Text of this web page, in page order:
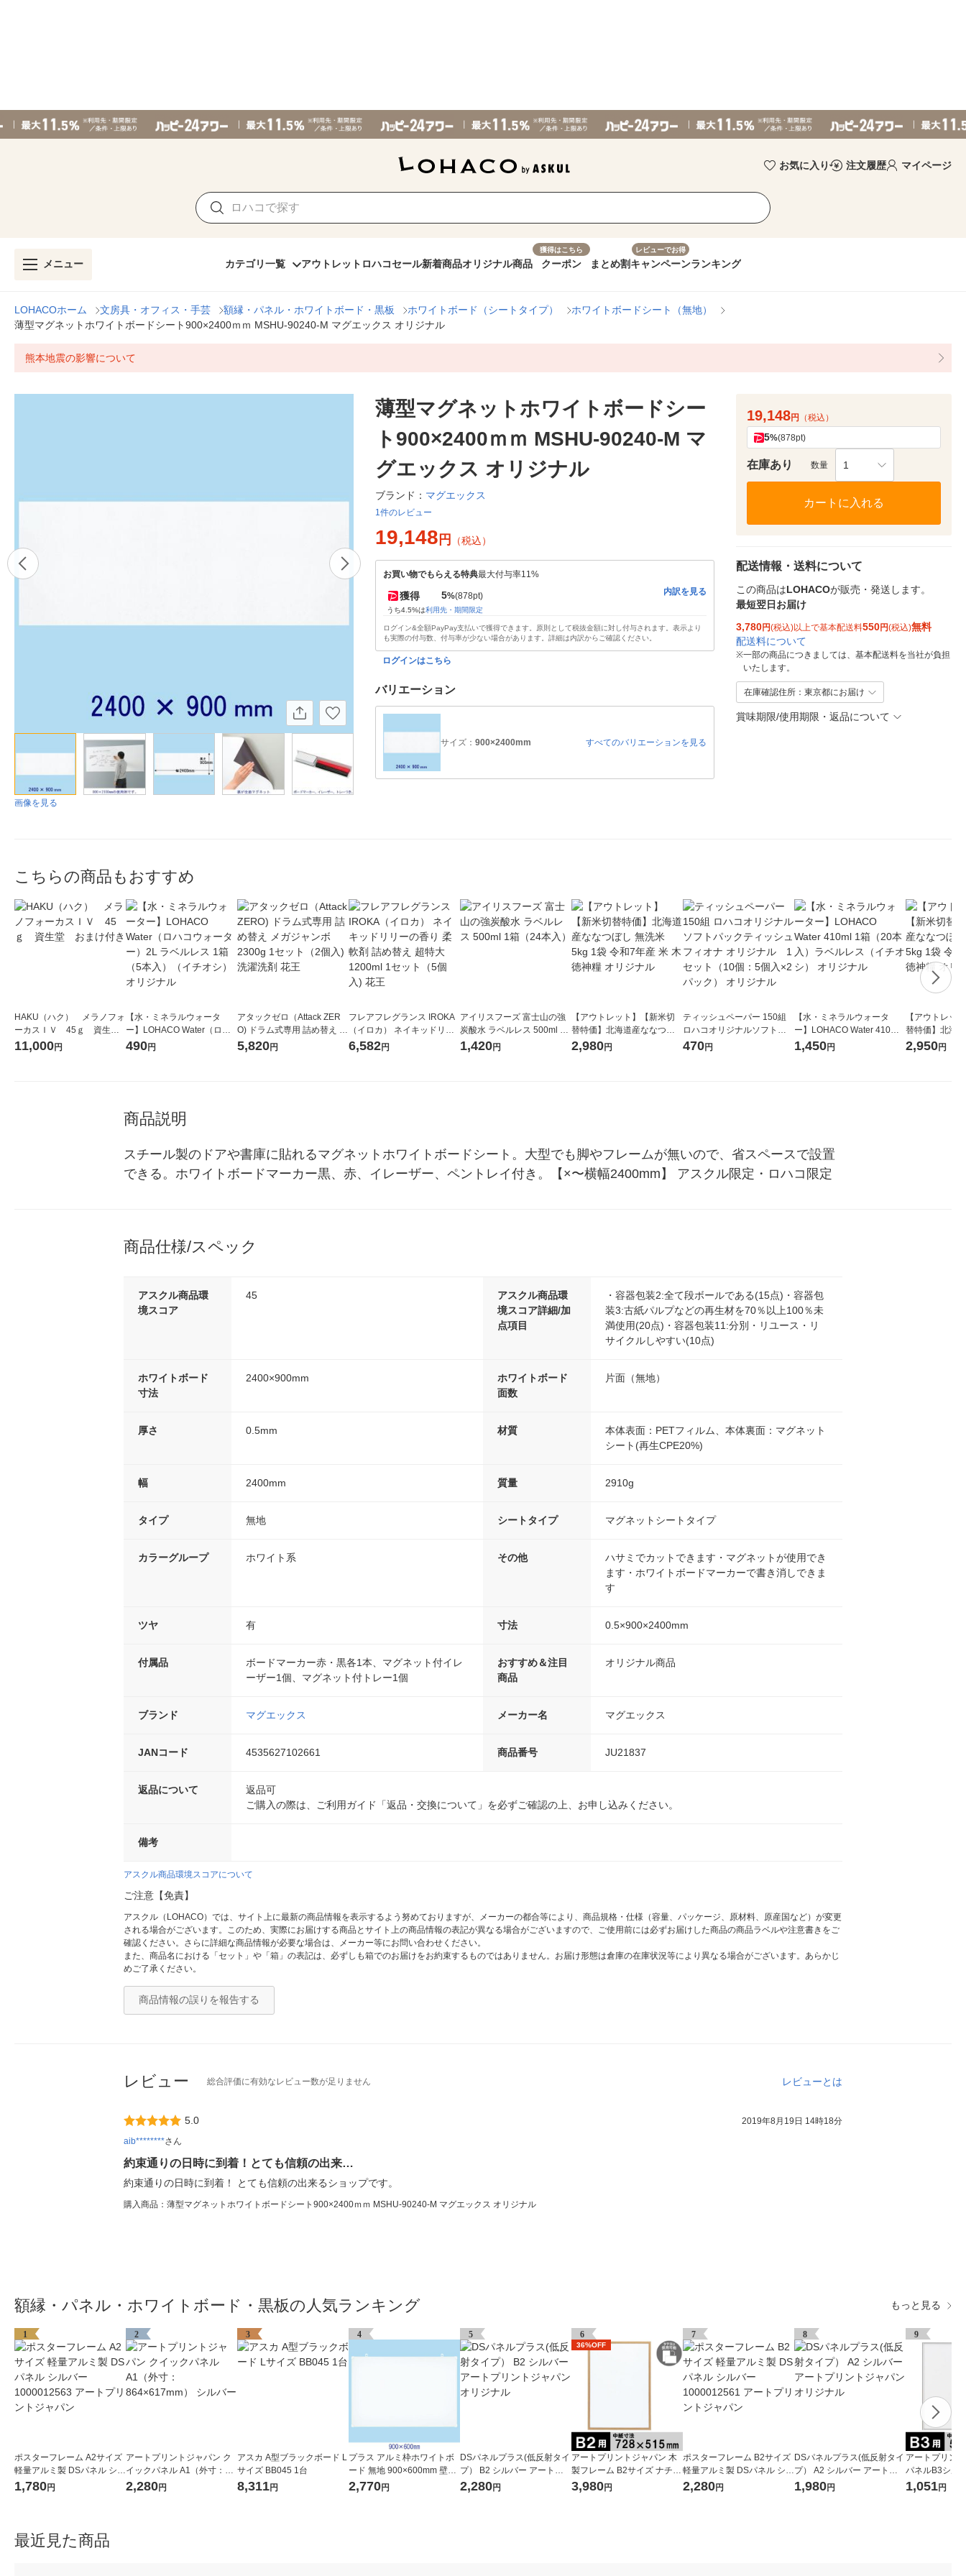
お気に入り 注文履歴 マイページ
メニュー カテゴリ一覧 アウトレット ロハコセール新着商品オリジナル商品
獲得はこちら
クーポン まとめ割
レビューでお得
キャンペーンランキング
LOHACOホーム 文房具・オフィス・手芸 額縁・パネル・ホワイトボード・黒板 ホワイトボード（シートタイプ）
ホワイトボードシート（無地）
薄型マグネットホワイトボードシート900×2400ｍｍ MSHU-90240-M マグエックス オリジナル
熊本地震の影響について
画像を見る
薄型マグネットホワイトボードシー
ト900×2400ｍｍ MSHU-90240-M マ
グエックス オリジナル
ブランド： マグエックス
1件のレビュー
19,148 円 （税込）
お買い物でもらえる特典最大付与率11%
獲得 5%(878pt)
うち4.5%は利用先・期間限定
内訳を見る
ログイン&全額PayPay支払いで獲得できます。原則として税抜金額に対し付与されます。表示より
も実際の付与数、付与率が少ない場合があります。詳細は内訳からご確認ください。
ログインはこちら
バリエーション
サイズ： 900×2400mm すべてのバリエーションを見る
19,148円 （税込）
5%(878pt)
在庫あり 数量 1
カートに入れる
配送情報・送料について
この商品はLOHACOが販売・発送します。
最短翌日お届け
3,780円(税込)以上で基本配送料550円(税込)無料
配送料について
※一部の商品につきましては、基本配送料を当社が負担
いたします。
在庫確認住所：東京都にお届け
賞味期限/使用期限・返品について
こちらの商品もおすすめ
HAKU（ハク） メラノフォ
ーカスＩＶ 45ｇ 資生
堂 おまけ付き
11,000円
【水・ミネラルウォータ
ー】LOHACO Water（ロハ
コウォーター）2L ラベルレ
490円
アタックゼロ（Attack ZER
O) ドラム式専用 詰め替え メ
ガジャンボ 2300g 1セット
5,820円
フレアフレグランス IROKA
（イロカ） ネイキッドリリ
ーの香り 柔軟剤 詰め替え 超
6,582円
アイリスフーズ 富士山の強
炭酸水 ラベルレス 500ml 1
箱（24本入）
1,420円
【アウトレット】【新米切
替特価】北海道産ななつぼ
し 無洗米 5kg 1袋 令和7年産
2,980円
ティッシュペーパー 150組
ロハコオリジナルソフトパ
ックティッシュ フィオナ オ
470円
【水・ミネラルウォータ
ー】LOHACO Water 410ml
1箱（20本入）ラベルレス
1,450円
【アウトレッ
替特価】北海
し 精白米 5kg
2,950円
商品説明
スチール製のドアや書庫に貼れるマグネットホワイトボードシート。大型でも脚やフレームが無いので、省スペースで設置
できる。ホワイトボードマーカー黒、赤、イレーザー、ペントレイ付き。【×〜横幅2400mm】 アスクル限定・ロハコ限定
商品仕様/スペック
アスクル商品環
境スコア
45
アスクル商品環
境スコア詳細/加
点項目
・容器包装2:全て段ボールである(15点)・容器包
装3:古紙パルプなどの再生材を70％以上100％未
満使用(20点)・容器包装11:分別・リユース・リ
サイクルしやすい(10点)
ホワイトボード
寸法
2400×900mm
ホワイトボード
面数
片面（無地）
厚さ 0.5mm 材質
本体表面：PETフィルム、本体裏面：マグネット
シート(再生CPE20%)
幅 2400mm 質量 2910g
タイプ 無地 シートタイプ マグネットシートタイプ
カラーグループ ホワイト系 その他
ハサミでカットできます・マグネットが使用でき
ます・ホワイトボードマーカーで書き消しできま
す
ツヤ 有 寸法 0.5×900×2400mm
付属品
ボードマーカー赤・黒各1本、マグネット付イレ
ーザー1個、マグネット付トレー1個
おすすめ＆注目
商品
オリジナル商品
ブランド マグエックス メーカー名 マグエックス
JANコード 4535627102661 商品番号 JU21837
返品について
返品可
ご購入の際は、ご利用ガイド「返品・交換について」を必ずご確認の上、お申し込みください。
備考
アスクル商品環境スコアについて
ご注意【免責】
アスクル（LOHACO）では、サイト上に最新の商品情報を表示するよう努めておりますが、メーカーの都合等により、商品規格・仕様（容量、パッケージ、原材料、原産国など）が変更
される場合がございます。このため、実際にお届けする商品とサイト上の商品情報の表記が異なる場合がございますので、ご使用前には必ずお届けした商品の商品ラベルや注意書きをご
確認ください。さらに詳細な商品情報が必要な場合は、メーカー等にお問い合わせください。
また、商品名における「セット」や「箱」の表記は、必ずしも箱でのお届けをお約束するものではありません。お届け形態は倉庫の在庫状況等により異なる場合がございます。あらかじ
めご了承ください。
商品情報の誤りを報告する
レビュー 総合評価に有効なレビュー数が足りません レビューとは
5.0
2019年8月19日 14時18分
aib********さん
約束通りの日時に到着！とても信頼の出来…
約束通りの日時に到着！ とても信頼の出来るショップです。
購入商品：薄型マグネットホワイトボードシート900×2400ｍｍ MSHU-90240-M マグエックス オリジナル
額縁・パネル・ホワイトボード・黒板の人気ランキング もっと見る
1
ポスターフレーム A2サイズ
軽量アルミ製 DSパネル シル
バー 1000012563 アートプ
1,780円
2
アートプリントジャパン ク
イックパネル A1（外寸：86
4×617mm） シルバー
2,280円
3
アスカ A型ブラックボード L
サイズ BB045 1台
8,311円
4
プラス アルミ枠ホワイトボ
ード 無地 900×600mm 壁掛
け WBK-0906SJ
2,770円
5
DSパネルプラス(低反射タイ
プ） B2 シルバー アートプ
2,280円
6
36%OFF
アートプリントジャパン 木
製フレーム B2サイズ ナチュ
ラル 1枚
3,980円
7
ポスターフレーム B2サイズ
軽量アルミ製 DSパネル シル
バー 1000012561 アートプ
2,280円
8
DSパネルプラス(低反射タイ
プ） A2 シルバー アートプリ
1,980円
9
アートプリン
パネルB3シル
624 1枚（直送
1,051円
最近見た商品